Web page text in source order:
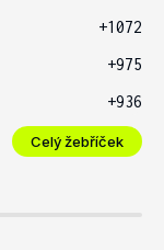
+1072
+975
+936
Celý žebříček